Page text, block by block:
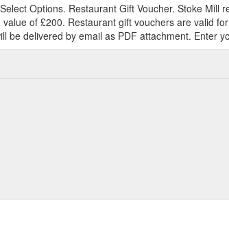
Options. Restaurant Gift Voucher. Stoke
of £200. Restaurant gift vouchers are valid
be delivered by email as PDF attachment. Enter